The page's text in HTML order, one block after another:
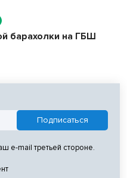
барахолки на ГБШ
e-mail третьей стороне.